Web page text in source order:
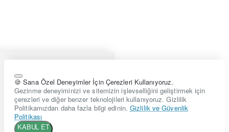
🍪 Sana Özel Deneyimler İçin Çerezleri Kullanıyoruz.
Gezinme deneyiminizi ve sitemizin işlevselliğini geliştirmek için
çerezleri ve diğer benzer teknolojileri kullanıyoruz. Gizlilik
Politikamızdan daha fazla bilgi edinin.Gizlilik ve Güvenlik
Politikası
KABUL ET